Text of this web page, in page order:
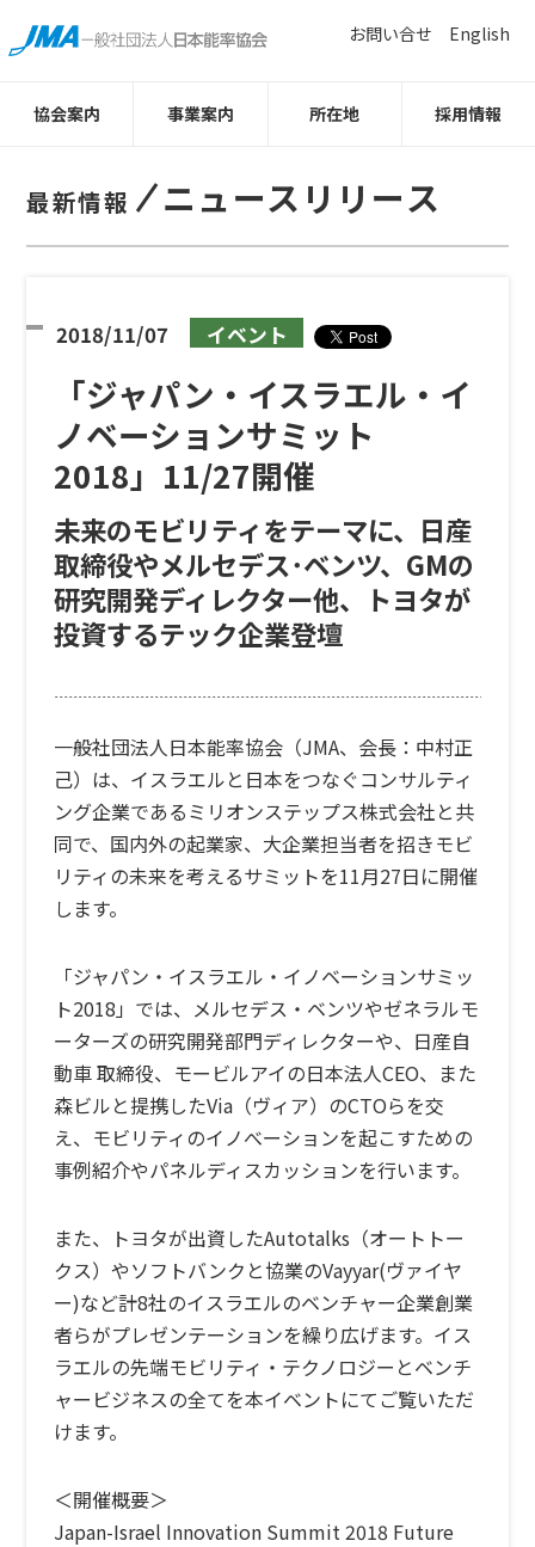
協会案内 事業案内 所在地 採用情報
お問い合せ English
最新情報 ニュースリリース
「ジャパン・イスラエル・イ
ノベーションサミット
2018」11/27開催
未来のモビリティをテーマに、日産
取締役やメルセデス･ベンツ、GMの
研究開発ディレクター他、トヨタが
投資するテック企業登壇
2018/11/07 イベント
一般社団法人日本能率協会（JMA、会長：中村正
己）は、イスラエルと日本をつなぐコンサルティ
ング企業であるミリオンステップス株式会社と共
同で、国内外の起業家、大企業担当者を招きモビ
リティの未来を考えるサミットを11月27日に開催
します。
「ジャパン・イスラエル・イノベーションサミッ
ト2018」 では、メルセデス・ベンツやゼネラルモ
ーターズの研究開発部門ディレクターや、日産自
動車 取締役、モービルアイの日本法人CEO、また
森ビルと提携したVia（ヴィア）のCTOらを交
え、モビリティのイノべーションを起こすための
事例紹介やパネルディスカッションを行います。
また、トヨタが出資したAutotalks（オートトー
クス）やソフトバンクと協業のVayyar(ヴァイヤ
ー)など計8社のイスラエルのベンチャー企業創業
者らがプレゼンテーションを繰り広げます。イス
ラエルの先端モビリティ・テクノロジーとベンチ
ャービジネスの全てを本イベントにてご覧いただ
けます。
＜開催概要＞
Japan-Israel Innovation Summit 2018 Future